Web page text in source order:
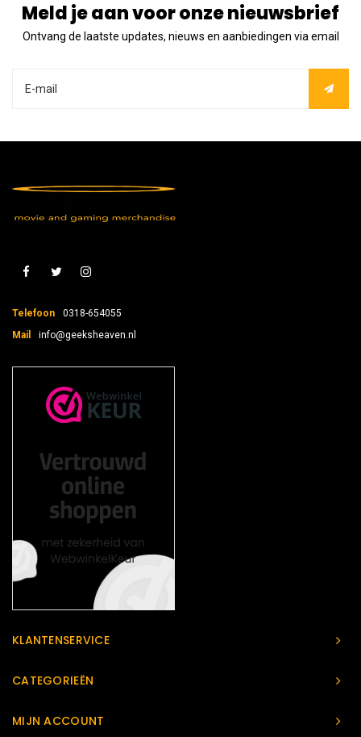
Meld je aan voor onze nieuwsbrief
Ontvang de laatste updates, nieuws en aanbiedingen via email
Telefoon
0318-654055
Mail
info@geeksheaven.nl
KLANTENSERVICE
CATEGORIEËN
MIJN ACCOUNT